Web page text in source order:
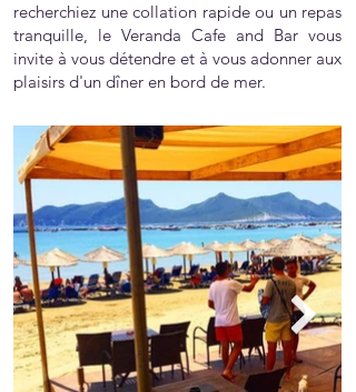
recherchiez une collation rapide ou un repas
tranquille, le Veranda Cafe and Bar vous
invite à vous détendre et à vous adonner aux
plaisirs d'un dîner en bord de mer.